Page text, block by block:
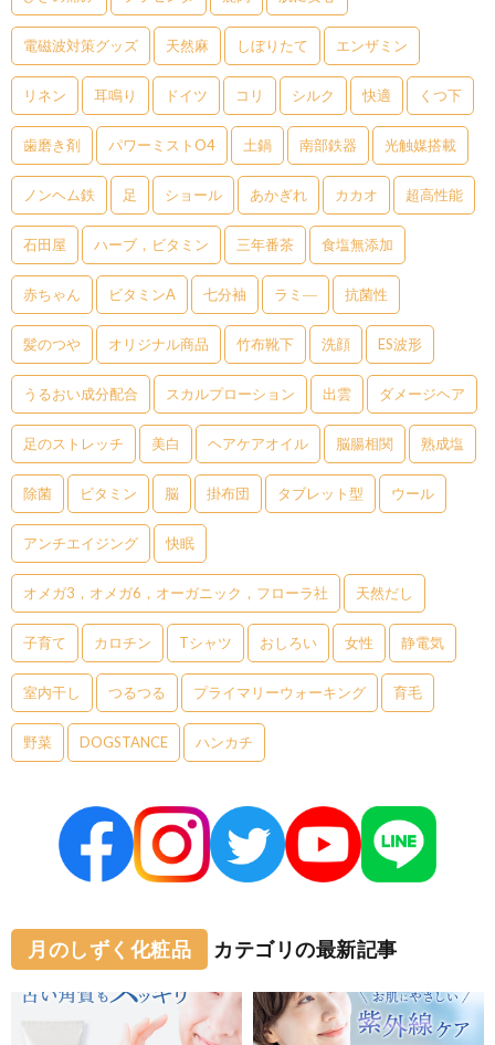
電磁波対策グッズ 天然麻 しぼりたて エンザミン
リネン 耳鳴り ドイツ コリ シルク 快適 くつ下
歯磨き剤 パワーミストO4 土鍋 南部鉄器 光触媒搭載
ノンヘム鉄 足 ショール あかぎれ カカオ 超高性能
石田屋 ハーブ，ビタミン 三年番茶 食塩無添加
赤ちゃん ビタミンA 七分袖 ラミ― 抗菌性
髪のつや オリジナル商品 竹布靴下 洗顔 ES波形
うるおい成分配合 スカルプローション 出雲 ダメージヘア
足のストレッチ 美白 ヘアケアオイル 脳腸相関 熟成塩
除菌 ビタミン 脳 掛布団 タブレット型 ウール
アンチエイジング 快眠
オメガ3，オメガ6，オーガニック，フローラ社 天然だし
子育て カロチン Tシャツ おしろい 女性 静電気
室内干し つるつる プライマリーウォーキング 育毛
野菜 DOGSTANCE ハンカチ
月のしずく化粧品 カテゴリの最新記事